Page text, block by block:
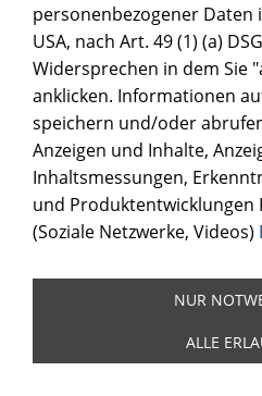
personenbezogener
USA, nach Art. 49 (1) (a)
Widersprechen in dem Sie
anklicken. Informationen
speichern und/oder
Anzeigen und Inhalte,
Inhaltsmessungen,
und Produktentwicklungen
(Soziale Netzwerke, Videos)
NUR
ALLE